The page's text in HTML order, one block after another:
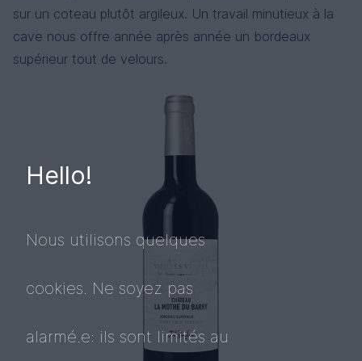
sur un coteau plutôt argileux. Un travail minutieux à la
cave nous offre année après année un bordeaux
supérieur tout de velours.
Hello!
Nous utilisons quelques
cookies. Ne soyez pas
alarmé.e: ils sont limités au